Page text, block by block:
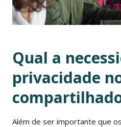
Qual a
privacidade
Além de ser importante que